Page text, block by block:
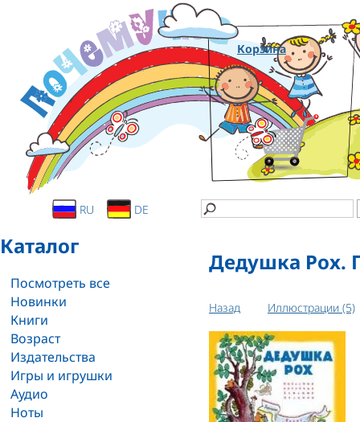
Корзина
RU DE
Каталог
Посмотреть все
Новинки
Книги
Возраст
Издательства
Игры и игрушки
Аудио
Ноты
Дедушка Рох.
Назад Иллюстрации (5)